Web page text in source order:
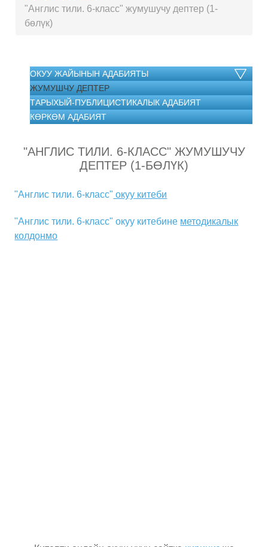
"Англис тили. 6-класс" жумушучу дептер (1-
бөлүк)
ОКУУ ЖАЙЫНЫН АДАБИЯТЫ
ЖУМУШЧУ ДЕПТЕР
ТАРЫХЫЙ-ПУБЛИЦИСТИКАЛЫК АДАБИЯТ
КӨРКӨМ АДАБИЯТ
"АНГЛИС ТИЛИ. 6-КЛАСС" ЖУМУШУЧУ
ДЕПТЕР (1-БӨЛҮК)
"Англис тили. 6-класс" окуу китеби
"Англис тили. 6-класс" окуу китебине методикалык
колдонмо